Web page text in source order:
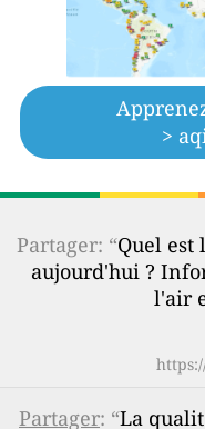
>
Partager: “Quel est
aujourd'hui ?
l'air
Partager: “La